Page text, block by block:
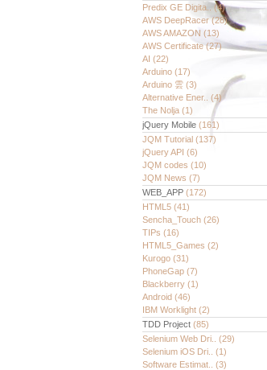
Predix GE Digita.. (4)
AWS DeepRacer(28)
AWS AMAZON (13)
AWS Certificate(27)
AI (22)
Arduino (17)
Arduino 雲 (3)
Alternative Ener.. (4)
The Nolja (1)
jQuery Mobile (161)
JQM Tutorial (137)
jQuery API (6)
JQM codes (10)
JQM News (7)
WEB_APP (172)
HTML5 (41)
Sencha_Touch (26)
TIPs (16)
HTML5_Games (2)
Kurogo (31)
PhoneGap (7)
Blackberry (1)
Android (46)
IBM Worklight (2)
TDD Project (85)
Selenium Web Dri.. (29)
Selenium iOS Dri.. (1)
Software Estimat.. (3)